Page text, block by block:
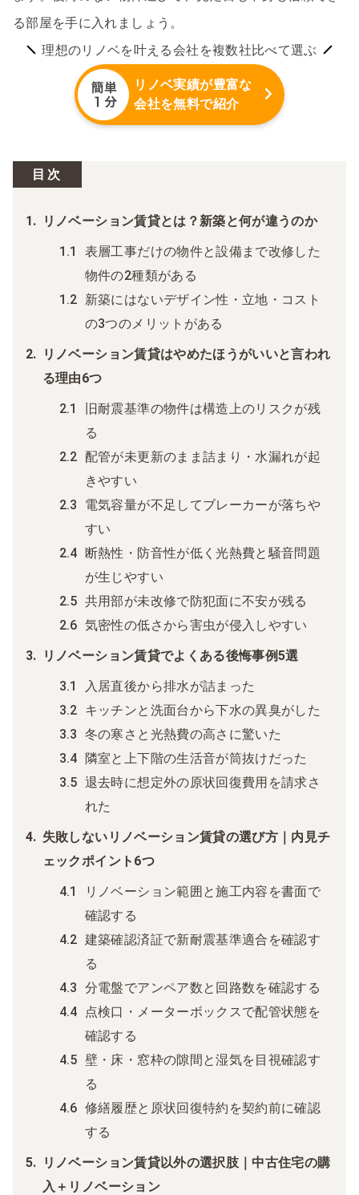
る部屋を手に入れましょう。
理想のリノベを叶える会社を複数社比べて選ぶ
リノベ実績が豊富な
会社を無料で紹介
目次
リノベーション賃貸とは？新築と何が違うのか
表層工事だけの物件と設備まで改修した
物件の2種類がある
新築にはないデザイン性・立地・コスト
の3つのメリットがある
リノベーション賃貸はやめたほうがいいと言われ
る理由6つ
旧耐震基準の物件は構造上のリスクが残
る
配管が未更新のまま詰まり・水漏れが起
きやすい
電気容量が不足してブレーカーが落ちや
すい
断熱性・防音性が低く光熱費と騒音問題
が生じやすい
共用部が未改修で防犯面に不安が残る
気密性の低さから害虫が侵入しやすい
リノベーション賃貸でよくある後悔事例5選
入居直後から排水が詰まった
キッチンと洗面台から下水の異臭がした
冬の寒さと光熱費の高さに驚いた
隣室と上下階の生活音が筒抜けだった
退去時に想定外の原状回復費用を請求さ
れた
失敗しないリノベーション賃貸の選び方｜内見チ
ェックポイント6つ
リノベーション範囲と施工内容を書面で
確認する
建築確認済証で新耐震基準適合を確認す
る
分電盤でアンペア数と回路数を確認する
点検口・メーターボックスで配管状態を
確認する
壁・床・窓枠の隙間と湿気を目視確認す
る
修繕履歴と原状回復特約を契約前に確認
する
リノベーション賃貸以外の選択肢｜中古住宅の購
入＋リノベーション